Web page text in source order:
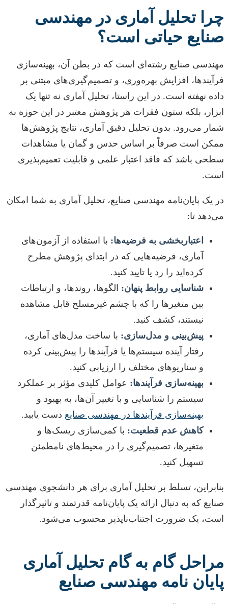
چرا تحلیل آماری در مهندسی
صنایع حیاتی است؟
مهندسی صنایع رشته‌ای است که در بطن آن، بهینه‌سازی
فرآیندها، افزایش بهره‌وری، و تصمیم‌گیری‌های مبتنی بر
داده نهفته است. در این راستا، تحلیل آماری نه تنها یک
ابزار، بلکه ستون فقرات هر پژوهش معتبر در این حوزه به
شمار می‌رود. بدون تحلیل دقیق آماری، نتایج پژوهش‌ها
ممکن است صرفاً بر اساس حدس و گمان یا مشاهدات
سطحی باشد که فاقد اعتبار علمی و قابلیت تعمیم‌پذیری
است.
در یک پایان‌نامه مهندسی صنایع، تحلیل آماری به شما امکان
می‌دهد تا:
اعتباربخشی به فرضیه‌ها: با استفاده از آزمون‌های
آماری، فرضیه‌هایی که در ابتدای پژوهش مطرح
کرده‌اید را رد یا تایید کنید.
شناسایی روابط پنهان: الگوها، روندها، و ارتباطات
بین متغیرها را که با چشم غیرمسلح قابل مشاهده
نیستند، کشف کنید.
پیش‌بینی و مدل‌سازی: با ساخت مدل‌های آماری،
رفتار آینده سیستم‌ها یا فرآیندها را پیش‌بینی کرده
و سناریوهای مختلف را ارزیابی کنید.
بهینه‌سازی فرآیندها: عوامل کلیدی مؤثر بر عملکرد
سیستم را شناسایی و با تغییر آن‌ها، به بهبود و
بهینه‌سازی فرآیندها در مهندسی صنایع دست یابید.
کاهش عدم قطعیت: با کمی‌سازی ریسک‌ها و
متغیرها، تصمیم‌گیری را در محیط‌های نامطمئن
تسهیل کنید.
بنابراین، تسلط بر تحلیل آماری برای هر دانشجوی مهندسی
صنایع که به دنبال ارائه یک پایان‌نامه قدرتمند و تاثیرگذار
است، یک ضرورت اجتناب‌ناپذیر محسوب می‌شود.
مراحل گام به گام تحلیل آماری
پایان نامه مهندسی صنایع